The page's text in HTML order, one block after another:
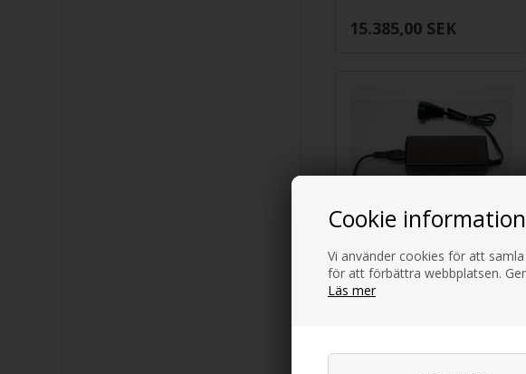
Cookie information
Vi använder cookies för att
för att förbättra webbplatsen.
Läs mer
15.385,00 SEK
FMT-omvandlare
230V till 12V
615,00 SEK